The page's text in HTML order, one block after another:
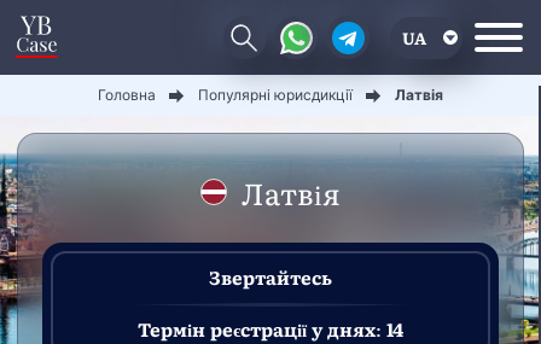
UA
CN
Головна Популярні юрисдикції Латвія
Латвія
Звертайтесь
Термін реєстрації у днях: 14